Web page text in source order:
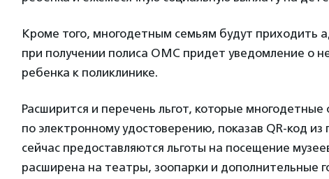
Кроме того, многодетным семьям будут приходить
при получении полиса ОМС придет уведомление о
ребенка к поликлинике.
Расширится и перечень льгот, которые многодетные
по электронному удостоверению, показав QR-код из
сейчас предоставляются льготы на посещение
расширена на театры, зоопарки и дополнительные